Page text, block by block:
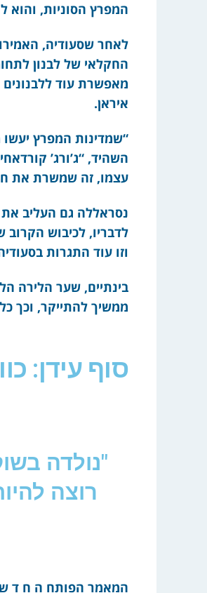
המפרץ הסוניות, והוא
לאחר שסעודיה,
החקלאי של לבנון
מאפשרת עוד
איראן.
“שמדינות המפרץ יעשו
השהיד, “ג’ורג’
עצמו, זה שמשרת את
נסראללה גם העליב את
לדבריו, לכיבוש הקרוב
וזו עוד התגרות
ממשיך להתייקר, וכך
סוף עידן:
"נולדה
רוצה
המאמר הפותח ה ח ד